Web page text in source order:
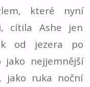
které nyní
cítila Ashe jen
od jezera po
nejjemnější
jako ruka noční